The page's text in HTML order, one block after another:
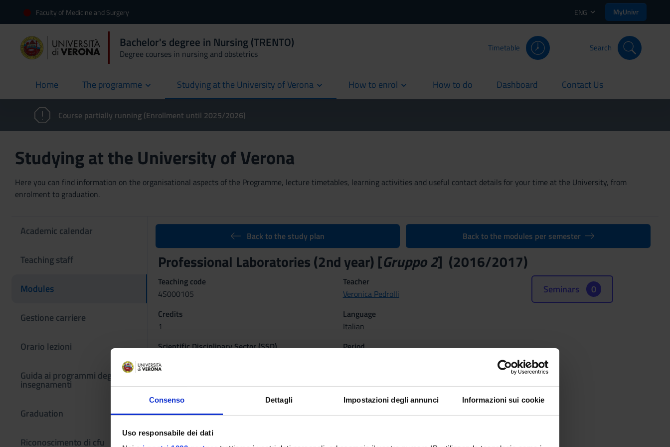
Consenso Dettagli Impostazioni degli annunci Informazioni sui cookie
Uso responsabile dei dati
Faculty of Medicine and Surgery ENG MyUnivr
Bachelor's degree in Nursing (TRENTO)
Degree courses in nursing and obstetrics
Timetable Search
Home
current The programme Studying at the University of Verona How to enrol How to do
current Dashboard
current Contact Us
current
Course partially running (Enrollment until 2025/2026)
Studying at the University of Verona
Here you can find information on the organisational aspects of the Programme, lecture timetables, learning activities and useful contact details for your time at the University, from
enrolment to graduation.
Academic calendar
Teaching staff
Modules
Gestione carriere
Orario lezioni
Guida ai programmi degli
insegnamenti
Graduation
Riconoscimento di cfu
Back to the study plan Back to the modules per semester
Professional Laboratories (2nd year) [Gruppo 2] (2016/2017)
Teaching code
4S000105
Teacher
Veronica Pedrolli
Credits
1
Language
Italian
Scientific Disciplinary Sector (SSD)
Period
INF TN - 2° anno 1° sem, INF TN - 2° anno 2° sem
Seminars 0